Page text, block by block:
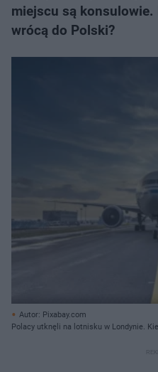
miejscu są konsulowie.
wrócą do Polski?
Autor: Pixabay.com
Polacy utknęli na lotnisku w Londynie.